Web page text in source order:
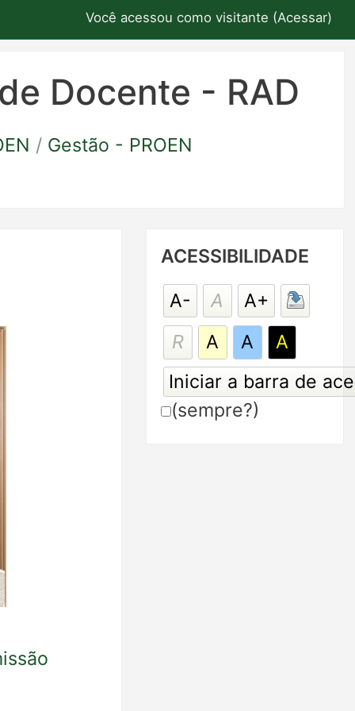
Você acessou como visitante (Acessar)
Docente - RAD
Gestão - PROEN
Acessibilidade
ACESSIBILIDADE
A-
A
A+
R
A A A
(sempre?)